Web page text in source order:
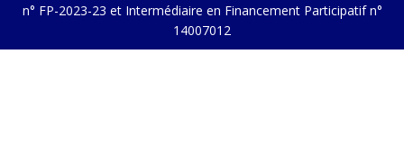
n° FP-2023-23 et Intermédiaire en Financement Participatif n°
14007012